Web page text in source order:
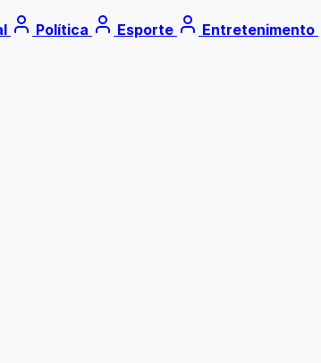
Política Esporte Entretenimento